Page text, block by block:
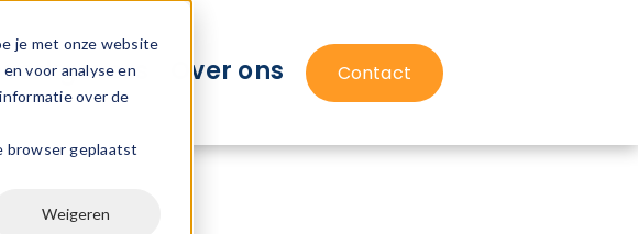
je met onze website
voor analyse en
over de
browser geplaatst
Weigeren
Over ons Contact